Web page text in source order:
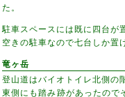
た。
駐車スペースには既に四台が
空きの駐車なので七台しか置
竜ヶ岳
登山道はバイオトイレ北側の
東側にも踏み跡があったの